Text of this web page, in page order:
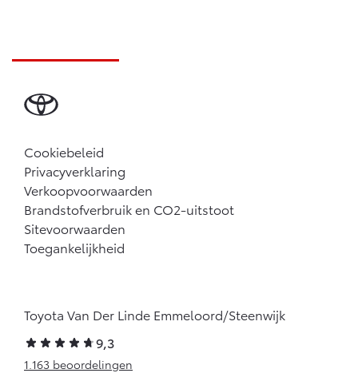
Cookiebeleid
Privacyverklaring
Verkoopvoorwaarden
Brandstofverbruik en CO2-uitstoot
Sitevoorwaarden
Toegankelijkheid
Toyota Van Der Linde Emmeloord/Steenwijk
9,3
1.163 beoordelingen